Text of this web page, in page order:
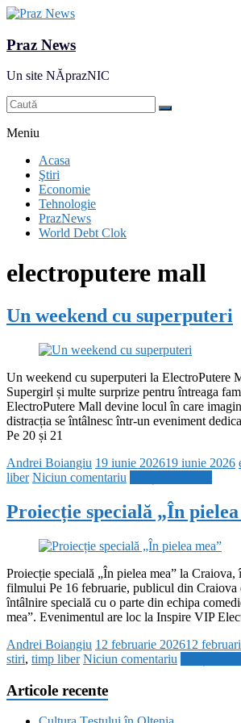
Praz News
Un site NĂprazNIC
Meniu
Acasa
Ştiri
Economie
Tehnologie
PrazNews
World Debt Clok
electroputere mall
Un weekend cu superputeri
Un weekend cu superputeri la ElectroPutere
Supergirl și multe surprize pentru întreaga
ElectroPutere Mall devine locul în care
distracția se întâlnesc într-un eveniment
Pe 20 și 21
Andrei Boiangiu 19 iunie 202619 iunie 2026
liber Niciun comentariu
Proiecție specială „În pielea
Proiecție specială „În pielea mea” la Craiova,
filmului Pe 16 februarie, publicul din Craiova
întâlnire specială cu o parte din echipa
mea”. Evenimentul are loc la Inspire VIP
Andrei Boiangiu 12 februarie 202612
stiri, timp liber Niciun comentariu
Articole recente